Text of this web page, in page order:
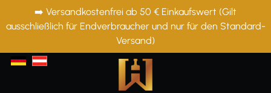
springen
➡️ Versandkostenfrei ab 50 € Einkaufswert (Gilt
ausschließlich für Endverbraucher und nur für den Standard-
Versand)